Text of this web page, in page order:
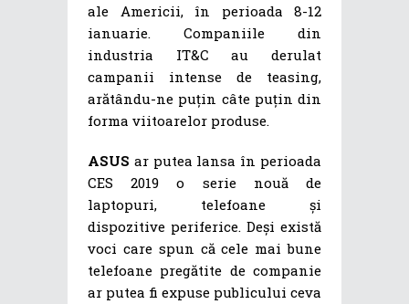
ale Americii, în perioada 8-12
ianuarie. Companiile din
industria IT&C au derulat
campanii intense de teasing,
arătându-ne puțin câte puțin din
forma viitoarelor produse.
ASUS ar putea lansa în perioada
CES 2019 o serie nouă de
laptopuri, telefoane și
dispozitive periferice. Deși există
voci care spun că cele mai bune
telefoane pregătite de companie
ar putea fi expuse publicului ceva